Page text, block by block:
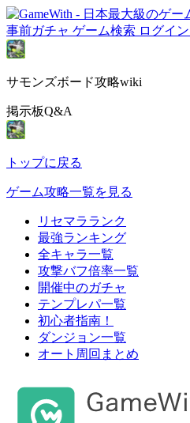
事前ガチャ ゲーム検索 ログイン
サモンズボード攻略wiki
掲示板Q&A
トップに戻る
ゲーム攻略一覧を見る
リセマラランク
最強ランキング
全キャラ一覧
攻撃バフ倍率一覧
開催中のガチャ
テンプレパ一覧
初心者指南！
ダンジョン一覧
オート周回まとめ